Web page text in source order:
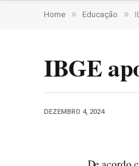
Home » Educação »
IBGE
DEZEMBRO 4, 2024